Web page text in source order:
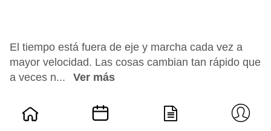
El tiempo está fuera de eje y marcha cada vez a
mayor velocidad. Las cosas cambian tan rápido que
a veces n...
Ver más